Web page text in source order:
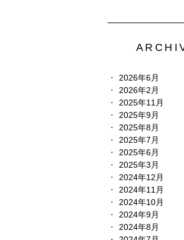
2026年6月
2026年2月
2025年11月
2025年9月
2025年8月
2025年7月
2025年6月
2025年3月
2024年12月
2024年11月
2024年10月
2024年9月
2024年8月